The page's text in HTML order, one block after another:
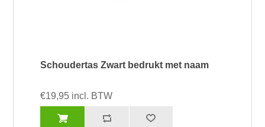
Schoudertas Zwart bedrukt met naam
€19,95 incl. BTW